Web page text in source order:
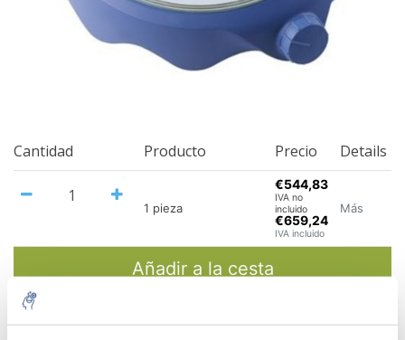
Cantidad Producto Precio Details
1 pieza
€544,83
IVA no
incluido
€659,24
IVA incluido
Más
Añadir a la cesta
Información